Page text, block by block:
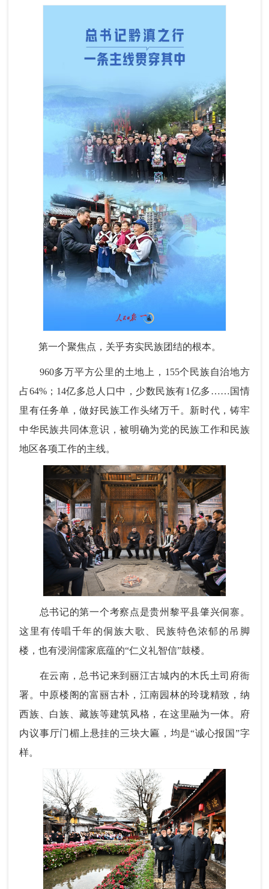
第一个聚焦点，关乎夯实民族团结的根本。
960多万平方公里的土地上，155个民族自治地方
占64%；14亿多总人口中，少数民族有1亿多……国情
里有任务单，做好民族工作头绪万千。新时代，铸牢
中华民族共同体意识，被明确为党的民族工作和民族
地区各项工作的主线。
总书记的第一个考察点是贵州黎平县肇兴侗寨。
这里有传唱千年的侗族大歌、民族特色浓郁的吊脚
楼，也有浸润儒家底蕴的“仁义礼智信”鼓楼。
在云南，总书记来到丽江古城内的木氏土司府衙
署。中原楼阁的富丽古朴，江南园林的玲珑精致，纳
西族、白族、藏族等建筑风格，在这里融为一体。府
内议事厅门楣上悬挂的三块大匾，均是“诚心报国”字
样。